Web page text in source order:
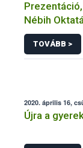
Nébih
TOVÁBB >
2020. április 16,
Újra a